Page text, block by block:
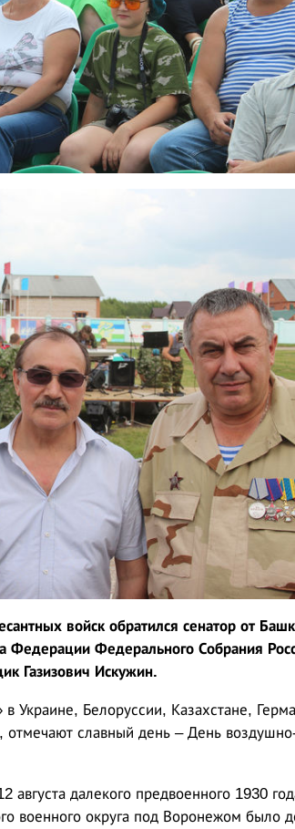
войск обратился сенатор от
Федерации Федерального Собрания
Газизович Искужин.
Украине, Белоруссии, Казахстане,
славный день – День
далекого предвоенного 1930
военного округа под Воронежом было